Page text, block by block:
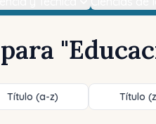
"
Título (a-z) Título